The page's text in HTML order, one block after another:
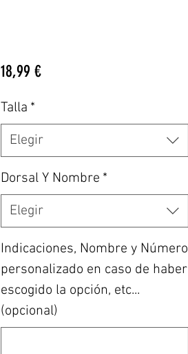
18,99 €Precio
Talla *
Elegir
Dorsal Y Nombre *
Elegir
Indicaciones, Nombre y Número
personalizado en caso de haber
escogido la opción, etc...
(opcional)